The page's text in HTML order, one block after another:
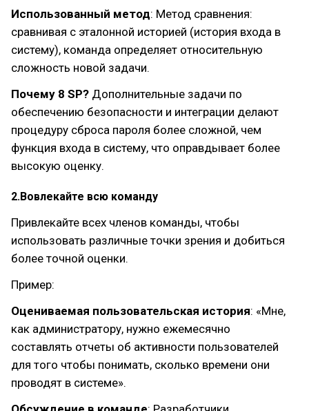
Использованный метод: Метод сравнения:
сравнивая с эталонной историей (история входа в
систему), команда определяет относительную
сложность новой задачи.
Почему 8 SP? Дополнительные задачи по
обеспечению безопасности и интеграции делают
процедуру сброса пароля более сложной, чем
функция входа в систему, что оправдывает более
высокую оценку.
2.Вовлекайте всю команду
Привлекайте всех членов команды, чтобы
использовать различные точки зрения и добиться
более точной оценки.
Пример:
Оцениваемая пользовательская история: «Мне,
как администратору, нужно ежемесячно
составлять отчеты об активности пользователей
для того чтобы понимать, сколько времени они
проводят в системе».